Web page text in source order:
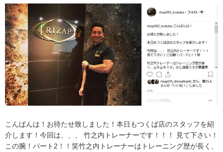
こんばんは！お待たせ致しました！本日もつくば店のスタッフを紹
介します！今回は、、、 竹之内トレーナーです！！！ 見て下さい！
この腕！パート2！！笑竹之内トレーナーはトレーニング歴が長く、